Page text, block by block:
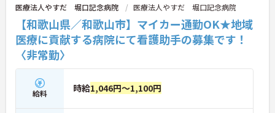
医療法人やすだ 堀口記念病院 医療法人やすだ 堀口記念病院
【和歌山県／和歌山市】マイカー通勤OK★地域
医療に貢献する病院にて看護助手の募集です！
〈非常勤〉
給料 時給1,046円～1,100円